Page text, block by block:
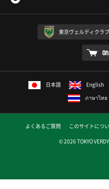
東京ヴェルディクラブ
日本語 English
ภาษาไทย
よくあるご質問 このサイトにつ
© 2026 TOKYO